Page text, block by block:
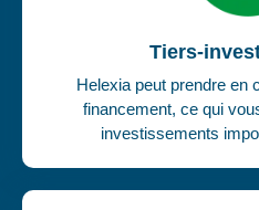
Tiers-
Helexia peut prendre en
financement, ce qui
investissements